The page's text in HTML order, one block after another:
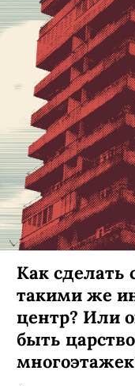
Как
такими же
центр? Или
быть